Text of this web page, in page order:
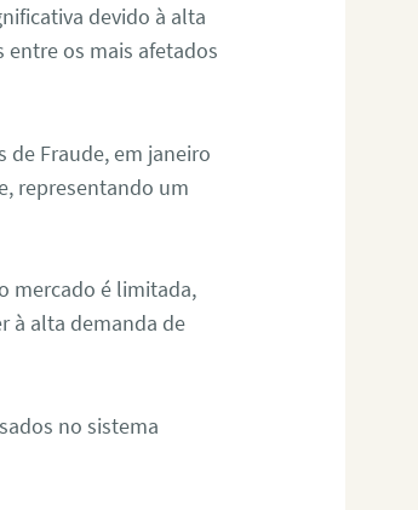
devido à alta
entre os mais afetados
de Fraude, em janeiro
representando um
mercado é limitada,
à alta demanda de
no sistema